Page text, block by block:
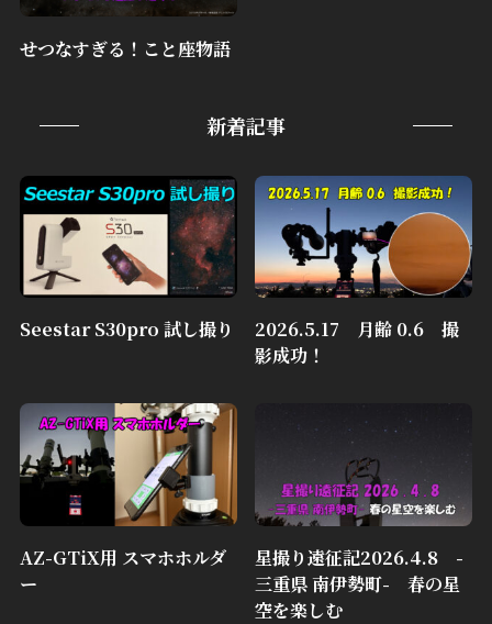
せつなすぎる！こと座物語
新着記事
Seestar S30pro 試し撮り
2026.5.17 月齢 0.6 撮
影成功！
AZ-GTiX用 スマホホルダ
ー
星撮り遠征記2026.4.8 -
三重県 南伊勢町- 春の星
空を楽しむ